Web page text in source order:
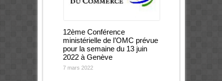
12ème Conférence
ministérielle de l’OMC prévue
pour la semaine du 13 juin
2022 à Genève
7 mars 2022